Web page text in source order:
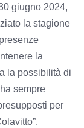
giugno 2024,
la stagione
la
la possibilità di
sempre
per